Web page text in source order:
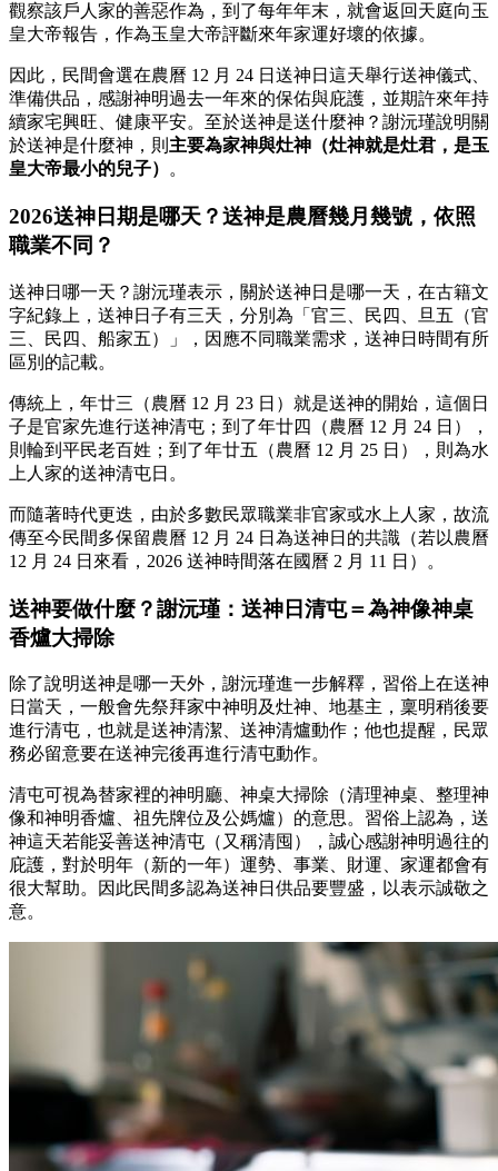
觀察該戶人家的善惡作為，到了每年年末，就會返回天庭向玉
皇大帝報告，作為玉皇大帝評斷來年家運好壞的依據。
因此，民間會選在農曆 12 月 24 日送神日這天舉行送神儀式、
準備供品，感謝神明過去一年來的保佑與庇護，並期許來年持
續家宅興旺、健康平安。至於送神是送什麼神？謝沅瑾說明關
於送神是什麼神，則 主要為家神與灶神（灶神就是灶君，是玉
皇大帝最小的兒子）
。
2026送神日期是哪天？送神是農曆幾月幾號，依照
職業不同？
送神日哪一天？謝沅瑾表示，關於送神日是哪一天，在古籍文
字紀錄上，送神日子有三天，分別為「官三、民四、旦五（官
三、民四、船家五）」，因應不同職業需求，送神日時間有所
區別的記載。
傳統上，年廿三（農曆 12 月 23 日）就是送神的開始，這個日
子是官家先進行送神清屯；到了年廿四（農曆 12 月 24 日），
則輪到平民老百姓；到了年廿五（農曆 12 月 25 日），則為水
上人家的送神清屯日。
而隨著時代更迭，由於多數民眾職業非官家或水上人家，故流
傳至今民間多保留農曆 12 月 24 日為送神日的共識（若以農曆
12 月 24 日來看，2026 送神時間落在國曆 2 月 11 日）。
送神要做什麼？謝沅瑾：送神日清屯＝為神像神桌
香爐大掃除
除了說明送神是哪一天外，謝沅瑾進一步解釋，習俗上在送神
日當天，一般會先祭拜家中神明及灶神、地基主，稟明稍後要
進行清屯，也就是送神清潔、送神清爐動作；他也提醒，民眾
務必留意要在送神完後再進行清屯動作。
清屯可視為替家裡的神明廳、神桌大掃除（清理神桌、整理神
像和神明香爐、祖先牌位及公媽爐）的意思。習俗上認為，送
神這天若能妥善送神清屯（又稱清囤），誠心感謝神明過往的
庇護，對於明年（新的一年）運勢、事業、財運、家運都會有
很大幫助。因此民間多認為送神日供品要豐盛，以表示誠敬之
意。